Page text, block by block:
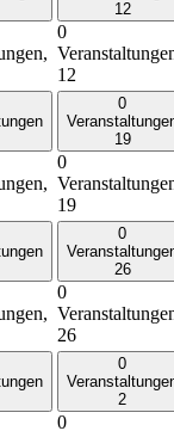
12
0
12
0
19
0
19
0
26
0
26
0
2
0